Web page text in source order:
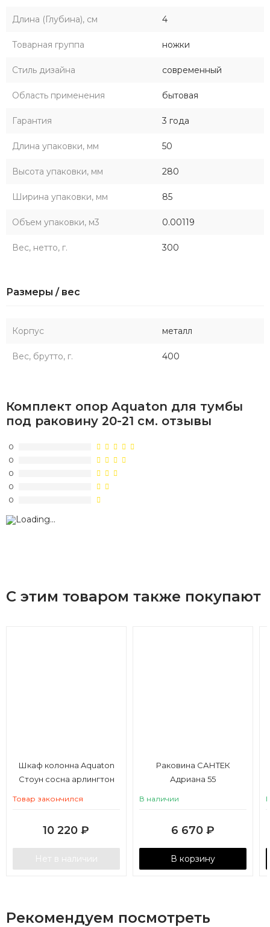
Длина (Глубина), см 4
Товарная группа ножки
Стиль дизайна современный
Область применения бытовая
Гарантия 3 года
Длина упаковки, мм 50
Высота упаковки, мм 280
Ширина упаковки, мм 85
Объем упаковки, м3 0.00119
Вес, нетто, г. 300
Размеры / вес
Корпус металл
Вес, брутто, г. 400
Комплект опор Aquaton для тумбы
под раковину 20-21 см. отзывы
0
0
0
0
0
С этим товаром также покупают
Шкаф колонна Aquaton
Стоун сосна арлингтон
Товар закончился
10 220 ₽
Нет в наличии
Раковина САНТЕК
Адриана 55
В наличии
6 670 ₽
В корзину
Рекомендуем посмотреть